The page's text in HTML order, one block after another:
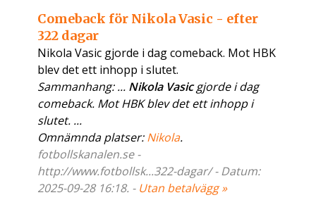
Comeback för Nikola Vasic - efter
322 dagar
Nikola Vasic gjorde i dag comeback. Mot HBK
blev det ett inhopp i slutet.
Sammanhang: ... Nikola Vasicgjorde i dag
comeback. Mot HBK blev det ett inhopp i
slutet. ...
Omnämnda platser:Nikola.
fotbollskanalen.se -
http://www.fotbollsk...322-dagar/ - Datum:
2025-09-28 16:18. - Utan betalvägg »